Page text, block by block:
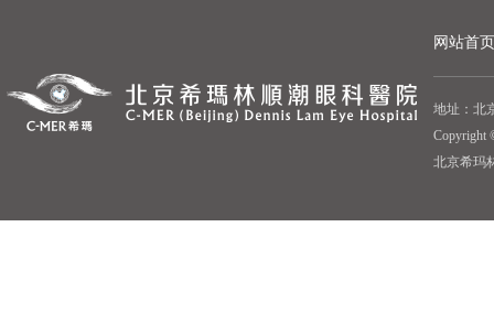
网站首页
地址：北
Copyright
北京希玛